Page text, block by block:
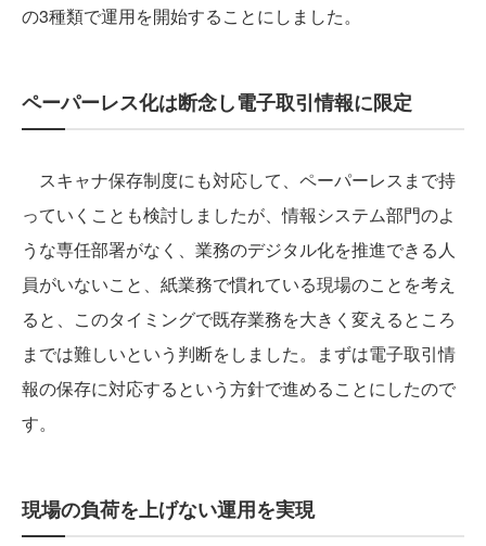
の3種類で運用を開始することにしました。
ペーパーレス化は断念し電子取引情報に限定
スキャナ保存制度にも対応して、ペーパーレスまで持
っていくことも検討しましたが、情報システム部門のよ
うな専任部署がなく、業務のデジタル化を推進できる人
員がいないこと、紙業務で慣れている現場のことを考え
ると、このタイミングで既存業務を大きく変えるところ
までは難しいという判断をしました。まずは電子取引情
報の保存に対応するという方針で進めることにしたので
す。
現場の負荷を上げない運用を実現